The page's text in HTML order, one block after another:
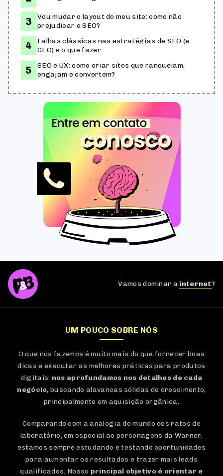
Vou mudar o layout do meu site: como não
prejudicar o SEO?
Falhas clássicas nas estratégias de SEO (e
GEO) e o que fazer
SEO e UX: como criar sites que ranqueiam,
engajam e convertem?
Vamos dominar a internet?
UM POUCO SOBRE NÓS
O que nós fazemos é muito mais do que fornecer boas
dicas e executar as melhores práticas para produtos
digitais: nos aprofundamos nos detalhes de cada
negócio, buscando alavancas sólidas de crescimento,
principalmente em aquisição orgânica.
Comparando com a analogia do mundo dos ratos de
laboratório, em especial ao personagens da Warner,
estamos sempre estudando e testando oportunidades
para aumentar os resultados e trazer mais leads
qualificados. Nosso principal objetivo é orientar e